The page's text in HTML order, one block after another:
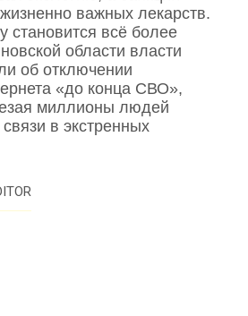
важных лекарств.
становится всё более
области власти
об отключении
«до конца СВО»,
миллионы людей
в экстренных